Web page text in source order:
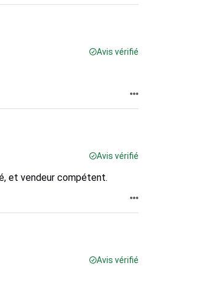
Avis vérifié
Avis vérifié
et vendeur compétent.
Avis vérifié